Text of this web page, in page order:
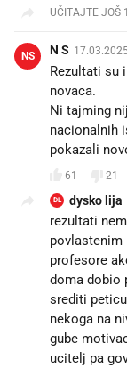
UČITAJTE JOŠ
NS N S
Rezultati su
novaca.
Ni tajming
nacionalnih
pokazali
61 21
DL dysko lija
rezultati
profesore
doma dobio
srediti
nekoga na
gube
ucitelj pa